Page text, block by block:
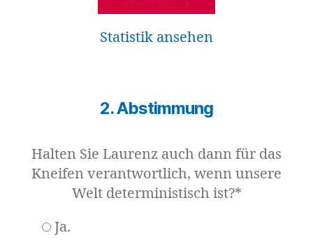
Statistik ansehen
2. Abstimmung
Halten Sie Laurenz auch dann für das
Kneifen verantwortlich, wenn unsere
Welt deterministisch ist?*
Ja.